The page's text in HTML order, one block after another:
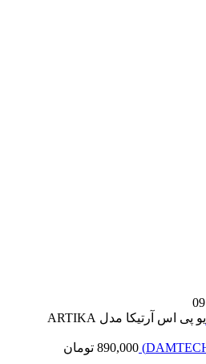
یو پی اس آرتیکا مدل ARTIKA
890,000 تومان